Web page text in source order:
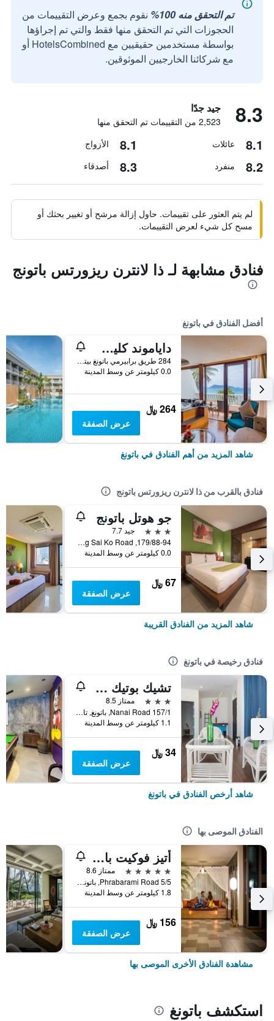
تم التحقق منه 100%
نقوم بجمع وعرض التقييمات من
الحجوزات التي تم التحقق منها فقط والتي تم إجراؤها
بواسطة مستخدمين حقيقيين مع HotelsCombined أو
مع شركائنا الخارجيين الموثوقين.
8.3 جيد جدًا
2,523 من التقييمات تم التحقق منها
8.1 عائلات 8.1 الأزواج
8.2 منفرد 8.3 أصدقاء
لم يتم العثور على تقييمات. حاول إزالة مرشح أو تغيير بحثك أو
مسح كل شيء لعرض التقييمات.
فنادق مشابهة لـ ذا لانترن ريزورتس باتونج
أفضل الفنادق في باتونغ
داياموند كليف ريزورت آند سبا، باتونج بيتش
284 طريق برابيرمي باتونغ بيتش, باتونغ, تايلاند
0.0 كيلومتر عن وسط المدينة
264 ﷼
عرض الصفقة
شاهد المزيد من أهم الفنادق في باتونغ
فنادق بالقرب من ذا لانترن ريزورتس باتونج
جو هوتل باتونج
3 نجوم
جيد 7.7
179/88-94, Phangmuang Sai Ko Road, باتونغ, تايلاند
0.0 كيلومتر عن وسط المدينة
67 ﷼
عرض الصفقة
شاهد المزيد من الفنادق القريبة
فنادق رخيصة في باتونغ
تشيك بوتيك هوتل باتونج
3 نجوم
ممتاز 8.5
157/1 Nanai Road, باتونغ, تايلاند
1.1 كيلومتر عن وسط المدينة
34 ﷼
عرض الصفقة
شاهد أرخص الفنادق في باتونغ
الفنادق الموصى بها
أتيز فوكيت باتونج
5 نجوم
ممتاز 8.6
5/5 Phrabarami Road, باتونغ, تايلاند
1.8 كيلومتر عن وسط المدينة
156 ﷼
عرض الصفقة
مشاهدة الفنادق الأخرى الموصى بها
استكشف باتونغ